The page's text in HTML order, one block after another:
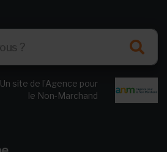
Un site de l’Agence pour
le Non-Marchand